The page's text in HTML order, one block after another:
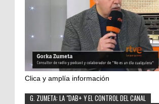
Clica y amplía información
G. ZUMETA: LA "DAB+ Y EL CONTROL DEL CANAL